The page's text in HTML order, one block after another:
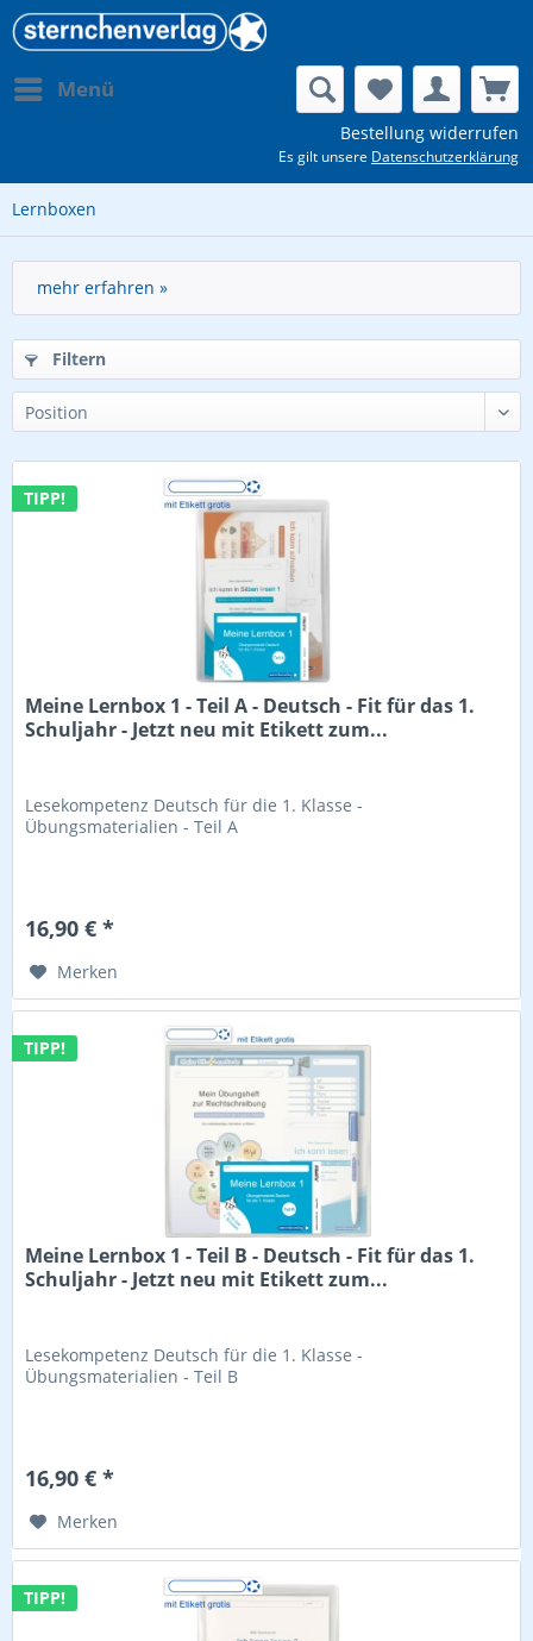
Menü
Bestellung widerrufen
Es gilt unsere Datenschutzerklärung
Lernboxen
mehr erfahren »
Filtern
TIPP!
Meine Lernbox 1 - Teil A - Deutsch - Fit für das 1.
Schuljahr - Jetzt neu mit Etikett zum...
Lesekompetenz Deutsch für die 1. Klasse -
Übungsmaterialien - Teil A
16,90 € *
Merken
TIPP!
Meine Lernbox 1 - Teil B - Deutsch - Fit für das 1.
Schuljahr - Jetzt neu mit Etikett zum...
Lesekompetenz Deutsch für die 1. Klasse -
Übungsmaterialien - Teil B
16,90 € *
Merken
TIPP!